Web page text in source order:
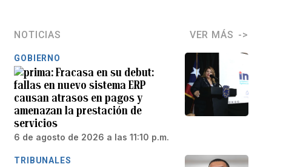
NOTICIAS VER MÁS
GOBIERNO
Fracasa en su debut:
fallas en nuevo sistema ERP
causan atrasos en pagos y
amenazan la prestación de
servicios
6 de agosto de 2026 a las 11:10 p.m.
TRIBUNALES